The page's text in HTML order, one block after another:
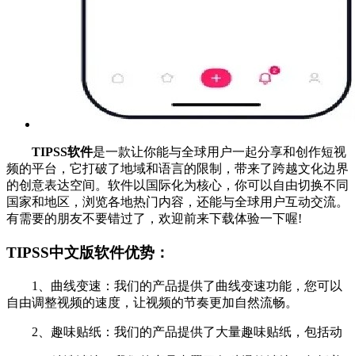
TIPSS软件是一款让你能与全球用户一起分享和创作短视
频的平台，它打破了地域和语言的限制，带来了跨越文化边界
的创意表达空间。软件以国际化为核心，你可以自由切换不同
国家和地区，浏览各地热门内容，还能与全球用户互动交流。
有需要的朋友不要错过了，欢迎前来下载体验一下喔!
TIPSS中文版软件优势：
1、曲线变速：我们的产品提供了曲线变速功能，您可以
自由调整视频的速度，让视频的节奏更加自然流畅。
2、趣味贴纸：我们的产品提供了大量趣味贴纸，包括动